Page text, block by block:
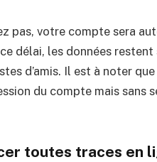
pas, votre compte sera
délai, les données restent
d’amis. Il est à noter
du compte mais sans
toutes traces en